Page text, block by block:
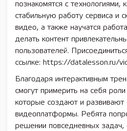
познакомятся с технологиями,
стабильную работу сервиса и
видео, а также научатся
делать контент
пользователей.
ссылке: https://datalesson.ru/
Благодаря интерактивным
смогут примерить на себя
которые создают и развивают
видеоплатформы. Ребята
решении повседневных задач,